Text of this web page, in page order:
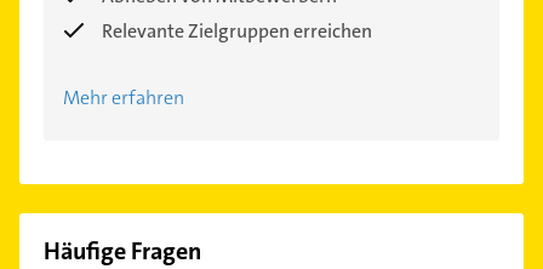
Relevante Zielgruppen erreichen
Mehr erfahren
Häufige Fragen